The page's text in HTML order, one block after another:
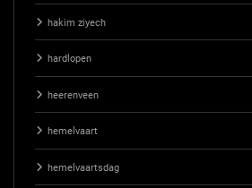
hakim ziyech
hardlopen
heerenveen
hemelvaart
hemelvaartsdag